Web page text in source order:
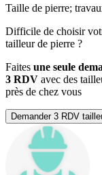
Taille de pierre;
Difficile de choisir
tailleur de pierre ?
Faites une seule
3 RDV avec des
près de chez vous
Demander 3 RDV